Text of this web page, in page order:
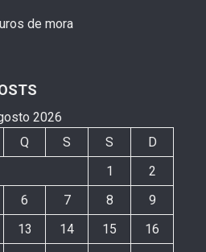
de mora
2026
Q S S
D
1
2
6 7 8
9
13 14 15
16